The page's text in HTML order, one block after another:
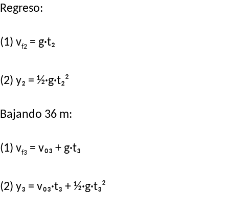
Regreso:
(1) vf2 = g·t₂
(2) y₂ = ½·g·t₂²
Bajando 36 m:
(1) vf3 = v₀₃ + g·t₃
(2) y₃ = v₀₃·t₃ + ½·g·t₃²